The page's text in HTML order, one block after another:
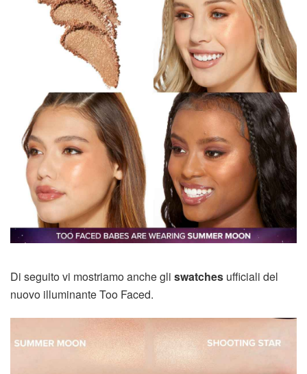
Di seguito vi mostriamo anche gli swatches ufficiali del
nuovo illuminante Too Faced.